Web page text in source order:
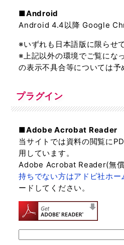
■Android
Android 4.4以降 Google
※いずれも日本語版に限らせ
※上記以外の環境でご覧にな
の表示不具合等については予
プラグイン
■Adobe Acrobat Reader
当サイトでは資料の閲覧に
用しています。
Adobe Acrobat Reader(無償
持ちでない方はアドビ社ホー
ードしてください。